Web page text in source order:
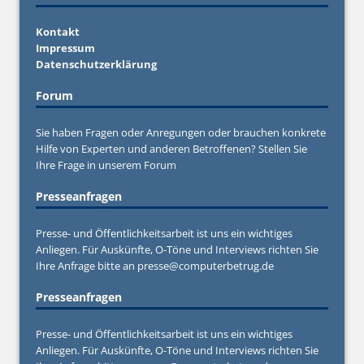
Kontakt
Impressum
Datenschutzerklärung
Forum
Sie haben Fragen oder Anregungen oder brauchen konkrete
Hilfe von Experten und anderen Betroffenen? Stellen Sie
Ihre Frage in unserem Forum
Presseanfragen
Presse- und Öffentlichkeitsarbeit ist uns ein wichtiges
Anliegen. Für Auskünfte, O-Töne und Interviews richten Sie
Ihre Anfrage bitte an presse@computerbetrug.de
Presseanfragen
Presse- und Öffentlichkeitsarbeit ist uns ein wichtiges
Anliegen. Für Auskünfte, O-Töne und Interviews richten Sie